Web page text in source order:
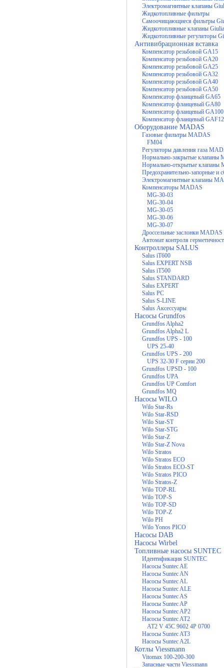
Электромагнитные клапаны
Жидкотопливные фильтры
Самоочищающиеся фильтры
Жидкотопливные клапаны
Жидкотопливные регуляторы
Антивибрационная вставка
Компенсатор резьбовой GA15
Компенсатор резьбовой GA20
Компенсатор резьбовой GA25
Компенсатор резьбовой GA32
Компенсатор резьбовой GA40
Компенсатор резьбовой GA50
Компенсатор фланцевый GA65
Компенсатор фланцевый GA80
Компенсатор фланцевый GA100
Компенсатор фланцевый
Оборудование MADAS
Газовые фильтры MADAS
FM04
Регуляторы давления газа
Нормально-закрытые клапаны
Нормально-открытые клапаны
Предохранительно-запорные и
Электромагнитные клапаны
Компенсаторы MADAS
MG-30-03
MG-30-04
MG-30-05
MG-30-06
MG-30-07
Дроссельные заслонки MADAS
Автомат контроля
Контроллеры SALUS
Salus iT600
Salus EXPERT NSB
Salus iT500
Salus STANDARD
Salus EXPERT
Salus PC
Salus S-LINE
Salus Аксессуары
Насосы Grundfos
Grundfos Alpha2
Grundfos Alpha2 L
Grundfos UPS - 100
UPS 25-40
Grundfos UPS - 200
UPS 32-30 F серии 200
Grundfos UPSD - 100
Grundfos UPA
Grundfos UP Comfort
Grundfos MQ
Насосы WILO
Wilo Star-Rs
Wilo Star-RSD
Wilo Star-ST
Wilo Star-STG
Wilo Star-Z
Wilo Star-Z Nova
Wilo Stratos
Wilo Stratos ECO
Wilo Stratos ECO-ST
Wilo Stratos PICO
Wilo Stratos-Z
Wilo TOP-RL
Wilo TOP-S
Wilo TOP-SD
Wilo TOP-Z
Wilo PH
Wilo Yonos PICO
Насосы DAB
Насосы Wirbel
Топливные насосы SUNTEC
Идентификация SUNTEC
Насосы Suntec AE
Насосы Suntec AN
Насосы Suntec AL
Насосы Suntec ALE
Насосы Suntec AS
Насосы Suntec AP
Насосы Suntec AP2
Насосы Suntec AT2
AT2 V 45C 9602 4P 0700
Насосы Suntec AT3
Насосы Suntec A2L
Котлы Viessmann
Vitomax 100-200-300
Запасные части Viessmann